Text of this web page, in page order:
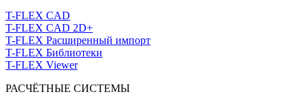
T-FLEX CAD
T-FLEX CAD 2D+
T-FLEX Расширенный импорт
T-FLEX Библиотеки
T-FLEX Viewer
РАСЧЁТНЫЕ СИСТЕМЫ